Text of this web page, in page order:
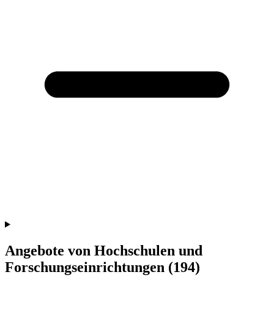
Angebote von Hochschulen und
Forschungseinrichtungen (194)